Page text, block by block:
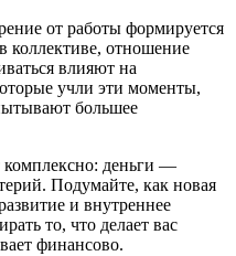
от работы формируется
коллективе, отношение
влияют на
учли эти моменты,
большее
комплексно: деньги —
Подумайте, как новая
и внутреннее
то, что делает вас
финансово.